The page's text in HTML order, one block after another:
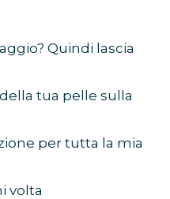
Quindi lascia
tua pelle sulla
per tutta la mia
volta